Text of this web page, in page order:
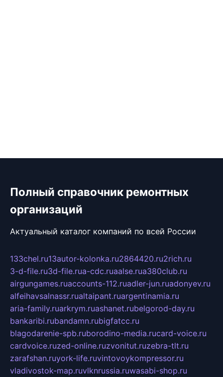
Полный справочник ремонтных
организаций
Актуальный каталог компаний по всей России
133chel.ru13autor-kolonka.ru2864420.ru2rich.ru
3-d-file.ru3d-file.rua-cdc.ruaalse.rua380club.ru
airgungames.ruaccounts-112.ruadler-jun.ruadonyev.ru
alfeihavsalnassr.rualtaipant.ruargentinamia.ru
aria-family.ruarkrym.ruashanet.rubelgorod-day.ru
bankaribi.rubandamn.rubigfatcc.ru
blagodarenie-spb.ruborodino-media.rucard-voice.ru
cardvoice.ruzed-online.ruzvonitut.ruzebra-tlt.ru
zarafshan.ruyork-life.ruvintovoykompressor.ru
vladivostok-map.ruvlknrussia.ruwasabi-shop.ru